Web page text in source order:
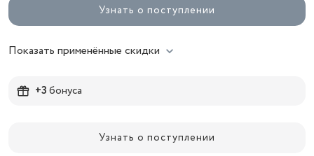
Узнать о поступлении
Показать применённые скидки
+3бонуса
Узнать о поступлении